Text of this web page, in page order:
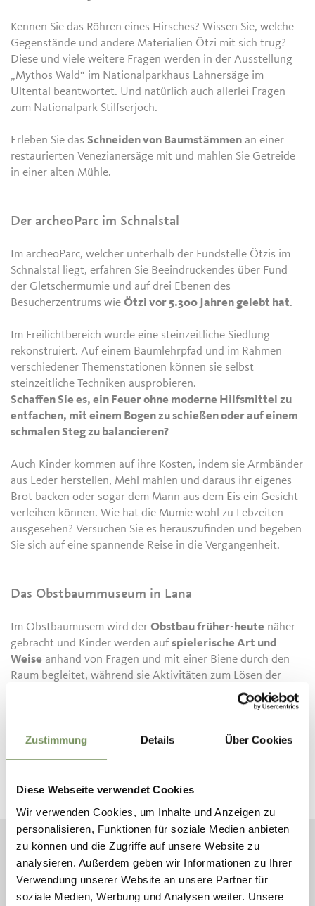
Zustimmung Details Über Cookies
Diese Webseite verwendet Cookies
Wir verwenden Cookies, um Inhalte und Anzeigen zu
personalisieren, Funktionen für soziale Medien anbieten
zu können und die Zugriffe auf unsere Website zu
analysieren. Außerdem geben wir Informationen zu Ihrer
Verwendung unserer Website an unsere Partner für
soziale Medien, Werbung und Analysen weiter. Unsere
Kennen Sie das Röhren eines Hirsches? Wissen Sie, welche
Gegenstände und andere Materialien Ötzi mit sich trug?
Diese und viele weitere Fragen werden in der Ausstellung
„Mythos Wald“ im Nationalparkhaus Lahnersäge im
Ultental beantwortet. Und natürlich auch allerlei Fragen
zum Nationalpark Stilfserjoch.
Erleben Sie dasSchneiden von Baumstämmen an einer
restaurierten Venezianersäge mit und mahlen Sie Getreide
in einer alten Mühle.
Der archeoParc im Schnalstal
Im archeoParc, welcher unterhalb der Fundstelle Ötzis im
Schnalstal liegt, erfahren Sie Beeindruckendes über Fund
der Gletschermumie und auf drei Ebenen des
Besucherzentrums wieÖtzi vor 5.300 Jahren gelebt hat.
Im Freilichtbereich wurde eine steinzeitliche Siedlung
rekonstruiert. Auf einem Baumlehrpfad und im Rahmen
verschiedener Themenstationen können sie selbst
steinzeitliche Techniken ausprobieren.
Schaffen Sie es, ein Feuer ohne moderne Hilfsmittel zu
entfachen, mit einem Bogen zu schießen oder auf einem
schmalen Steg zu balancieren?
Auch Kinder kommen auf ihre Kosten, indem sie Armbänder
aus Leder herstellen, Mehl mahlen und daraus ihr eigenes
Brot backen oder sogar dem Mann aus dem Eis ein Gesicht
verleihen können. Wie hat die Mumie wohl zu Lebzeiten
ausgesehen? Versuchen Sie es herauszufinden und begeben
Sie sich auf eine spannende Reise in die Vergangenheit.
Das Obstbaummuseum in Lana
Im Obstbaumusem wird derObstbau früher-heute näher
gebracht und Kinder werden aufspielerische Art und
Weise anhand von Fragen und mit einer Biene durch den
Raum begleitet, während sie Aktivitäten zum Lösen der
wurden sind auch zu finden. Zudem werden Videos gezeigt
und auf Schautafeln Geschichten erzählt.